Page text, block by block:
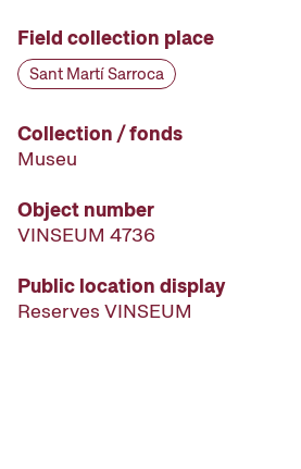
Field collection place
Sant Martí Sarroca
Collection / fonds
Museu
Object number
VINSEUM 4736
Public location display
Reserves VINSEUM